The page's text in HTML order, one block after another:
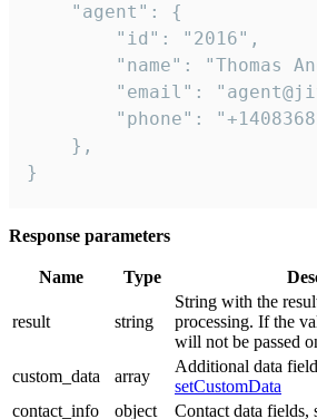
    "agent": {
        "id": "2016",
"name": "Thomas
"email":
"phone":
    },
}
Response parameters
Name Type
result string
String with the
processing. If the
will not be passed
custom_data
array
Additional data
setCustomData
contact_info
object Contact data fields,